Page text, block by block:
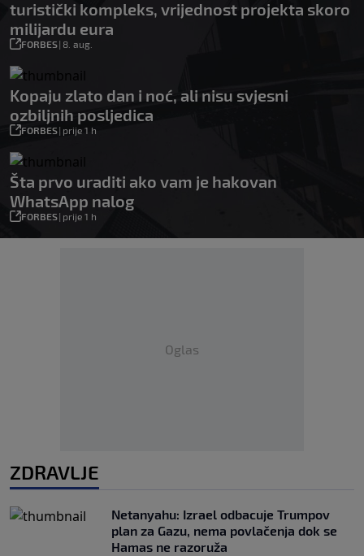
turistički kompleks, vrijednost projekta skoro
milijardu eura
FORBES| 8. aug.
Kopaju zlato dan i noć, ali nisu svjesni
ozbiljnih posljedica
FORBES| prije 1 h
Šta prvo uraditi ako vam je hakovan
WhatsApp nalog
FORBES| prije 1 h
Oglas
ZDRAVLJE
Netanyahu: Izrael odbacuje Trumpov
plan za Gazu, nema povlačenja dok se
Hamas ne razoruža